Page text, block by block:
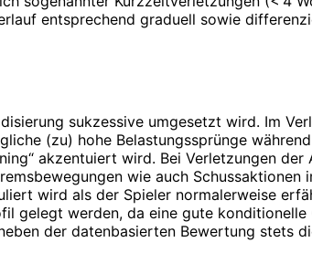
entsprechend graduell sowie
sukzessive umgesetzt wird. Im
(zu) hohe Belastungssprünge
akzentuiert wird. Bei Verletzungen der
wie auch Schussaktionen
wird als der Spieler normalerweise
gelegt werden, da eine gute konditionelle
der daten­basierten Bewertung stets